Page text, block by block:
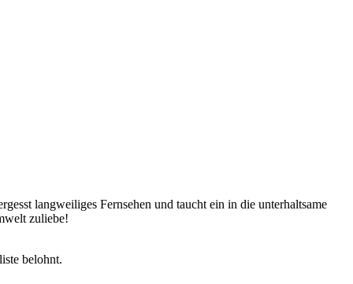
langweiliges Fernsehen und taucht ein in die unterhaltsame
zuliebe!
belohnt.